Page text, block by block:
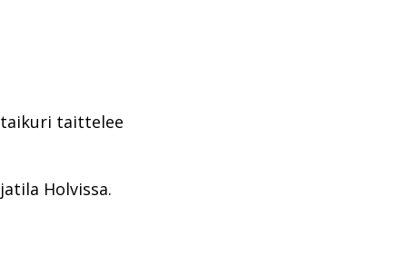
taikuri taittelee
Holvissa.